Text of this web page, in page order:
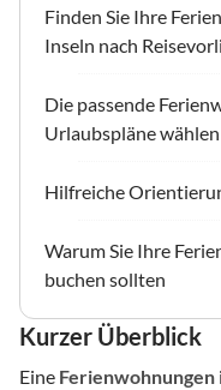
Finden Sie Ihre
Inseln nach
Die passende
Urlaubspläne wählen
Hilfreiche
Warum Sie Ihre
buchen sollten
Kurzer Überblick
Eine Ferienwohnungen